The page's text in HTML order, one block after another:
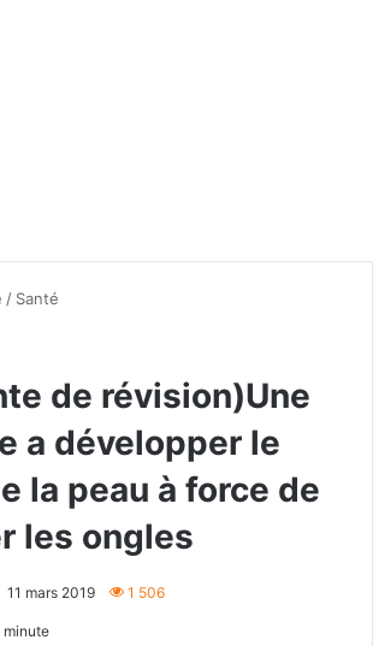
/ Santé
de révision)Une
a développer le
la peau à force de
les ongles
11 mars 2019 1 506
minute